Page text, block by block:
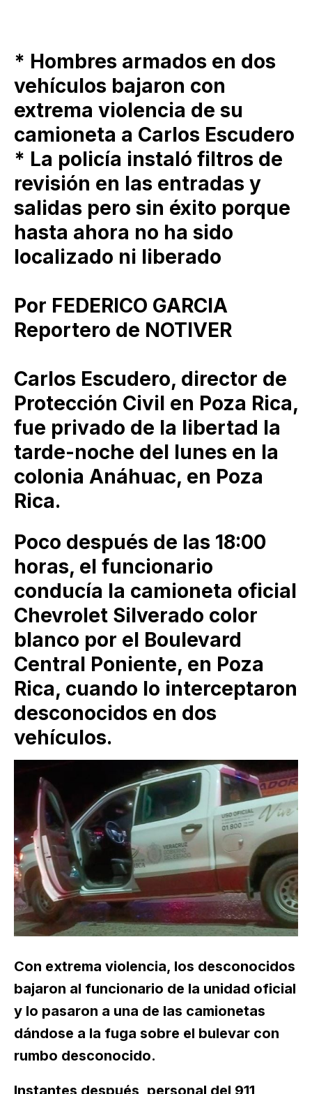
* Hombres armados en dos
vehículos bajaron con
extrema violencia de su
camioneta a Carlos Escudero
* La policía instaló filtros de
revisión en las entradas y
salidas pero sin éxito porque
hasta ahora no ha sido
localizado ni liberado
Por FEDERICO GARCIA
Reportero de NOTIVER
Carlos Escudero, director de
Protección Civil en Poza Rica,
fue privado de la libertad la
tarde-noche del lunes en la
colonia Anáhuac, en Poza
Rica.
Poco después de las 18:00
horas, el funcionario
conducía la camioneta oficial
Chevrolet Silverado color
blanco por el Boulevard
Central Poniente, en Poza
Rica, cuando lo interceptaron
desconocidos en dos
vehículos.
Con extrema violencia, los desconocidos
bajaron al funcionario de la unidad oficial
y lo pasaron a una de las camionetas
dándose a la fuga sobre el bulevar con
rumbo desconocido.
Instantes después, personal del 911